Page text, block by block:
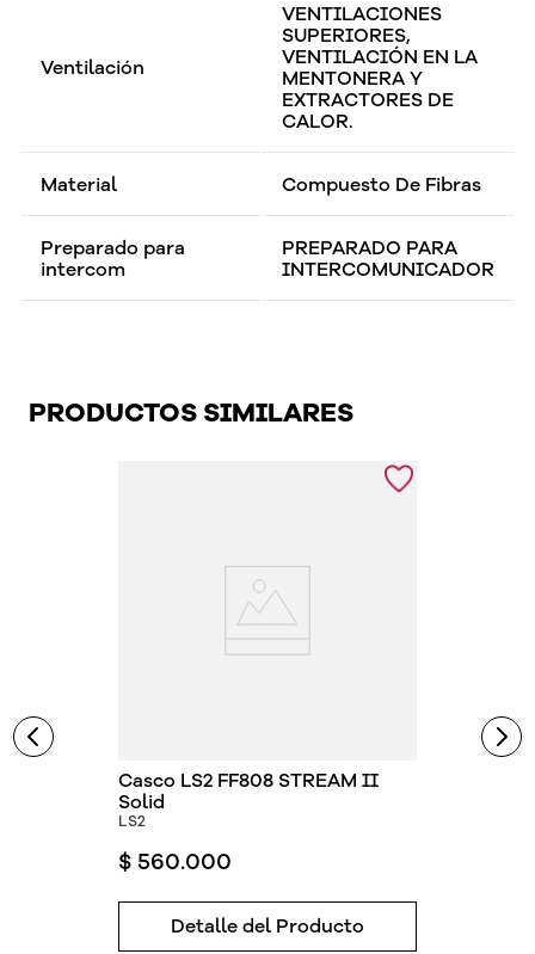
Ventilación
VENTILACIONES
SUPERIORES,
VENTILACIÓN EN LA
MENTONERA Y
EXTRACTORES DE
CALOR.
Material Compuesto De Fibras
Preparado para
intercom
PREPARADO PARA
INTERCOMUNICADOR
PRODUCTOS SIMILARES
Casco LS2 FF808 STREAM II
Solid
LS2
$ 560.000
Detalle del Producto